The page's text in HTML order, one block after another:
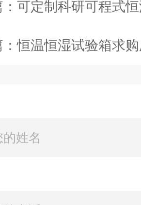
可定制科研可程式
：恒温恒湿试验箱求